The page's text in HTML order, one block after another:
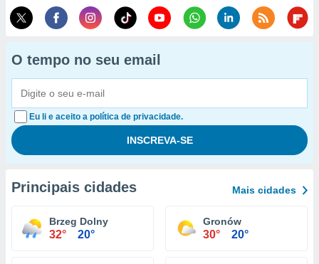
O tempo no seu email
Eu li e aceito a política de privacidade.
Principais cidades Mais cidades
Brzeg Dolny
32° 20°
Gronów
30° 20°